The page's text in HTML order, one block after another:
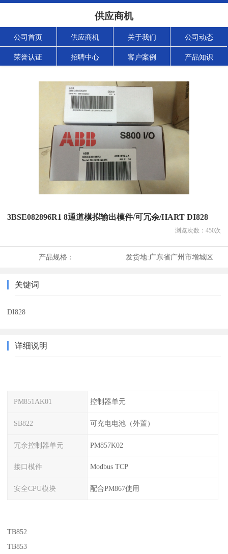
供应商机
公司首页 供应商机 关于我们 公司动态
荣誉认证 招聘中心 客户案例 产品知识
3BSE082896R1 8通道模拟输出模件/可冗余/HART DI828
浏览次数： 450次
产品规格： 发货地:广东省广州市增城区
关键词
DI828
详细说明
PM851AK01 控制器单元
SB822 可充电电池（外置）
冗余控制器单元 PM857K02
接口模件 Modbus TCP
安全CPU模块 配合PM867使用
TB852
TB853